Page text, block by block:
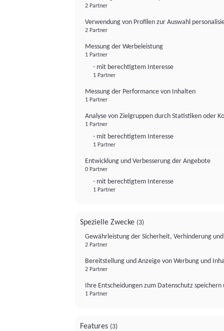
2 Partner
Verwendung von Profilen zur Auswahl
2 Partner
Messung der Werbeleistung
1 Partner
- mit berechtigtem Interesse
1 Partner
Messung der Performance von Inhalten
1 Partner
Analyse von Zielgruppen durch Statistiken oder
1 Partner
- mit berechtigtem Interesse
1 Partner
Entwicklung und Verbesserung der Angebote
0 Partner
- mit berechtigtem Interesse
1 Partner
Spezielle Zwecke (3)
Gewährleistung der Sicherheit, Verhinderung
2 Partner
Bereitstellung und Anzeige von Werbung und
2 Partner
Ihre Entscheidungen zum Datenschutz
1 Partner
Features (3)